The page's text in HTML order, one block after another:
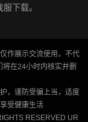
下载。
作展示交流使用，不代
在24小时内核实并删
，谨防受骗上当，适度
受健康生活
RESERVED UR